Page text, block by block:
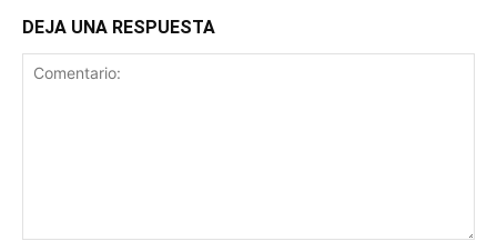
DEJA UNA RESPUESTA